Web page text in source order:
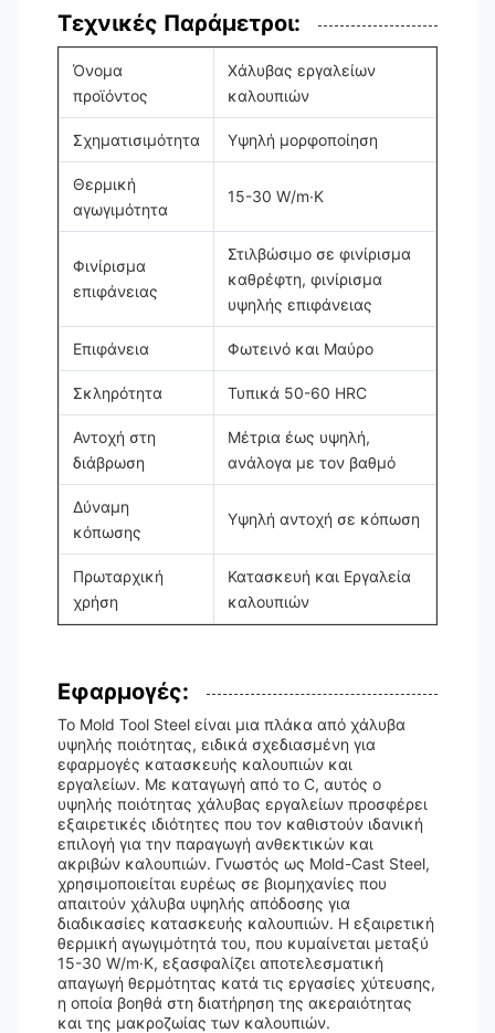
Τεχνικές Παράμετροι:
Όνομα
προϊόντος
Χάλυβας εργαλείων
καλουπιών
Σχηματισιμότητα Υψηλή μορφοποίηση
Θερμική
αγωγιμότητα
15-30 W/m·K
Φινίρισμα
επιφάνειας
Στιλβώσιμο σε φινίρισμα
καθρέφτη, φινίρισμα
υψηλής επιφάνειας
Επιφάνεια Φωτεινό και Μαύρο
Σκληρότητα Τυπικά 50-60 HRC
Αντοχή στη
διάβρωση
Μέτρια έως υψηλή,
ανάλογα με τον βαθμό
Δύναμη
κόπωσης
Υψηλή αντοχή σε κόπωση
Πρωταρχική
χρήση
Κατασκευή και Εργαλεία
καλουπιών
Εφαρμογές:
Το Mold Tool Steel είναι μια πλάκα από χάλυβα
υψηλής ποιότητας, ειδικά σχεδιασμένη για
εφαρμογές κατασκευής καλουπιών και
εργαλείων. Με καταγωγή από το C, αυτός ο
υψηλής ποιότητας χάλυβας εργαλείων προσφέρει
εξαιρετικές ιδιότητες που τον καθιστούν ιδανική
επιλογή για την παραγωγή ανθεκτικών και
ακριβών καλουπιών. Γνωστός ως Mold-Cast Steel,
χρησιμοποιείται ευρέως σε βιομηχανίες που
απαιτούν χάλυβα υψηλής απόδοσης για
διαδικασίες κατασκευής καλουπιών. Η εξαιρετική
θερμική αγωγιμότητά του, που κυμαίνεται μεταξύ
15-30 W/m·K, εξασφαλίζει αποτελεσματική
απαγωγή θερμότητας κατά τις εργασίες χύτευσης,
η οποία βοηθά στη διατήρηση της ακεραιότητας
και της μακροζωίας των καλουπιών.